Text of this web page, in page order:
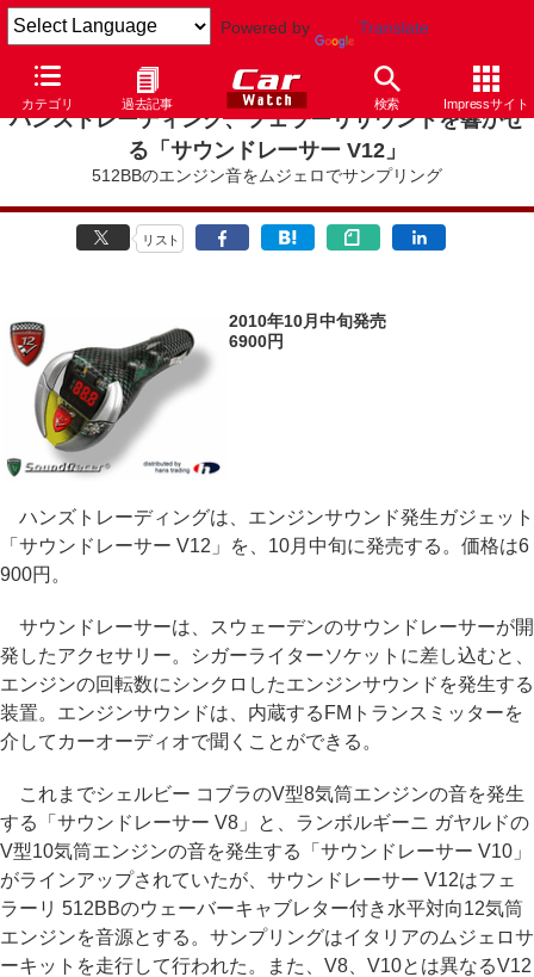
Powered by Translate
カテゴリ 過去記事 検索 Impressサイト
ハンズトレーディング、フェラーリサウンドを響かせ
る「サウンドレーサー V12」
512BBのエンジン音をムジェロでサンプリング
リスト
2010年10月中旬発売
6900円
ハンズトレーディングは、エンジンサウンド発生ガジェット
「サウンドレーサー V12」を、10月中旬に発売する。価格は6
900円。
サウンドレーサーは、スウェーデンのサウンドレーサーが開
発したアクセサリー。シガーライターソケットに差し込むと、
エンジンの回転数にシンクロしたエンジンサウンドを発生する
装置。エンジンサウンドは、内蔵するFMトランスミッターを
介してカーオーディオで聞くことができる。
これまでシェルビー コブラのV型8気筒エンジンの音を発生
する「サウンドレーサー V8」と、ランボルギーニ ガヤルドの
V型10気筒エンジンの音を発生する「サウンドレーサー V10」
がラインアップされていたが、サウンドレーサー V12はフェ
ラーリ 512BBのウェーバーキャブレター付き水平対向12気筒
エンジンを音源とする。サンプリングはイタリアのムジェロサ
ーキットを走行して行われた。また、V8、V10とは異なるV12